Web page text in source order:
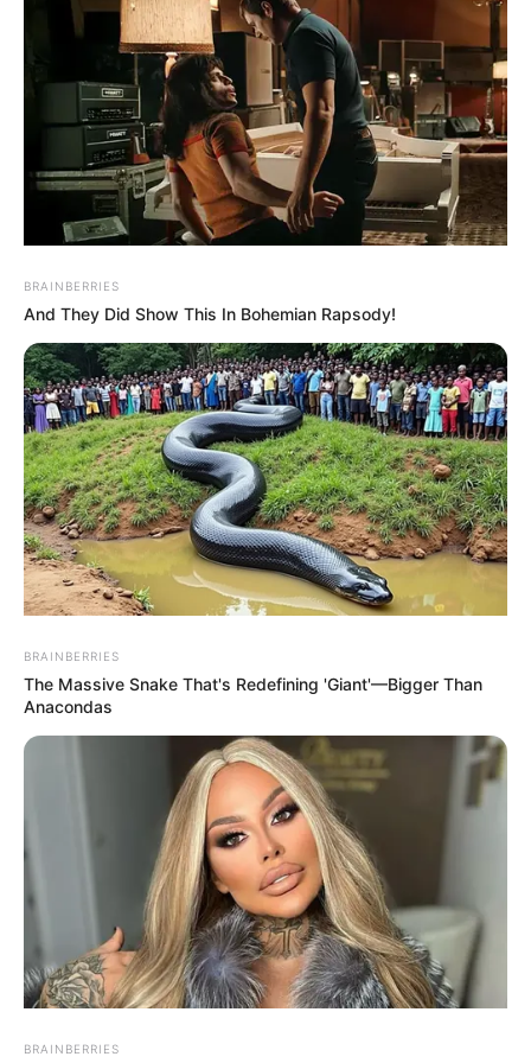
Schauspielerin und der Produzent sich demnach
weiterhin gemeinsam als Team kümmern.
2006 lernten Brewster und Form sich am Set des
Horrorfilms "Texas Chainsaw Massacre: The
Beginning" kennen. Bereits im Mai 2007 folgte ihre
Hochzeit auf den Bahamas. Sie haben zwei
gemeinsame Söhne, Julian (6) und Rowan (3).
BRAINBERRIES
And They Did Show This In Bohemian Rapsody!
BRAINBERRIES
The Massive Snake That's Redefining 'Giant'—Bigger Than
Anacondas
BRAINBERRIES